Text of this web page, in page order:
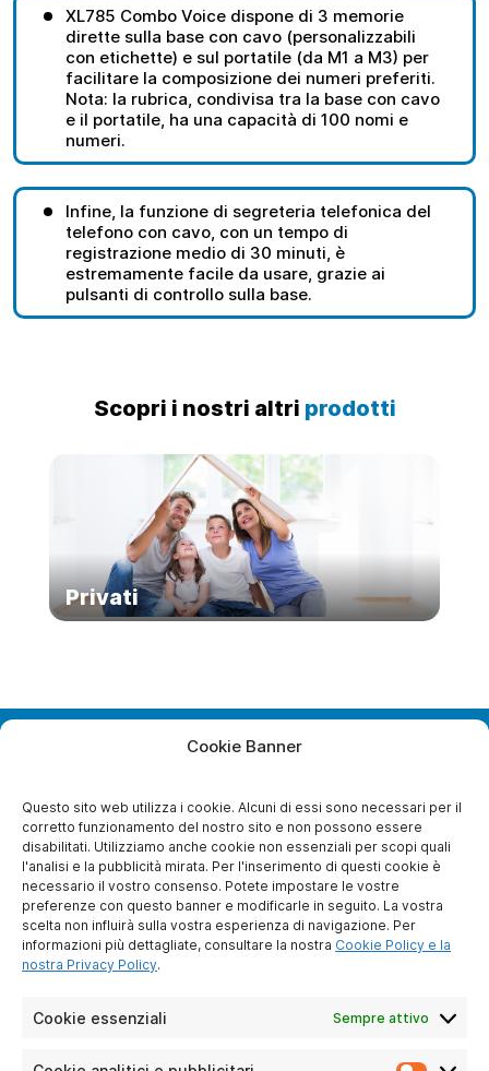
Cookie Banner
Questo sito web utilizza i cookie. Alcuni di essi sono necessari per il
corretto funzionamento del nostro sito e non possono essere
disabilitati. Utilizziamo anche cookie non essenziali per scopi quali
l'analisi e la pubblicità mirata. Per l'inserimento di questi cookie è
necessario il vostro consenso. Potete impostare le vostre
preferenze con questo banner e modificarle in seguito. La vostra
scelta non influirà sulla vostra esperienza di navigazione. Per
informazioni più dettagliate, consultare la nostra Cookie Policy e la
nostra Privacy Policy.
Cookie essenziali Sempre attivo
XL785 Combo Voice dispone di 3 memorie
dirette sulla base con cavo (personalizzabili
con etichette) e sul portatile (da M1 a M3) per
facilitare la composizione dei numeri preferiti.
Nota: la rubrica, condivisa tra la base con cavo
e il portatile, ha una capacità di 100 nomi e
numeri.
Infine, la funzione di segreteria telefonica del
telefono con cavo, con un tempo di
registrazione medio di 30 minuti, è
estremamente facile da usare, grazie ai
pulsanti di controllo sulla base.
Scopri i nostri altri prodotti
Privati
A PROPOSITO DI NOI
Chi siamo noi ?
Diventare socio